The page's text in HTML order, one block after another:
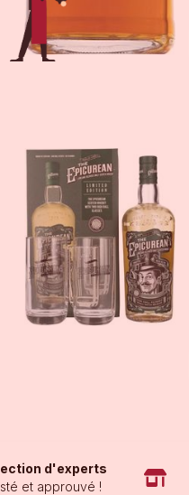
d'experts
et approuvé !